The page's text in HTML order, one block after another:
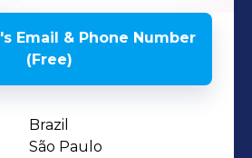
'sEmail & Phone Number
(Free)
Brazil
São Paulo